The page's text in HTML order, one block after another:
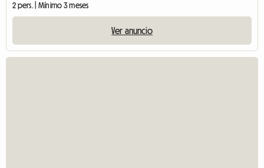
2 pers. | Mínimo 3 meses
Ver anuncio